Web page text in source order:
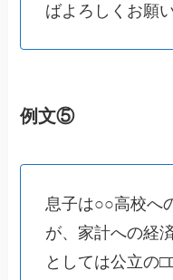
ばよろしくお願
例文⑤
息子は○○高校へ
が、家計への経
としては公立の